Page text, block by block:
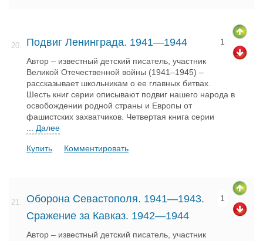
20. Подвиг Ленинграда. 1941—1944 1
Автор – известный детский писатель, участник
Великой Отечественной войны (1941–1945) –
рассказывает школьникам о ее главных битвах.
Шесть книг серии описывают подвиг нашего народа в
освобождении родной страны и Европы от
фашистских захватчиков. Четвертая книга серии
... Далее
Купить Комментировать
21.
Оборона Севастополя. 1941—1943.
Сражение за Кавказ. 1942—1944
1
Автор – известный детский писатель, участник